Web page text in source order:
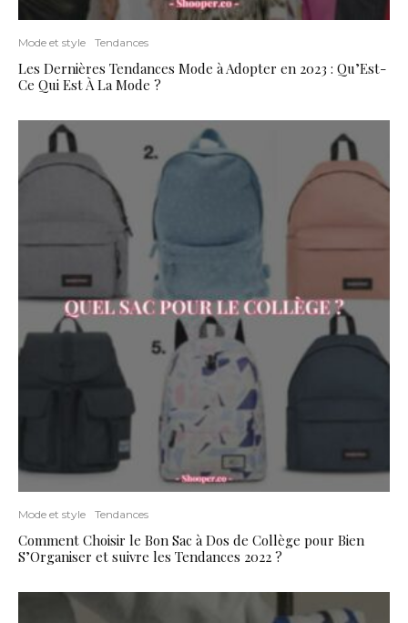
Mode et style Tendances
Les Dernières Tendances Mode à Adopter en 2023 : Qu’Est-
Ce Qui Est À La Mode ?
Mode et style Tendances
Comment Choisir le Bon Sac à Dos de Collège pour Bien
S’Organiser et suivre les Tendances 2022 ?